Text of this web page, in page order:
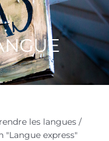
les langues
"Langue express"